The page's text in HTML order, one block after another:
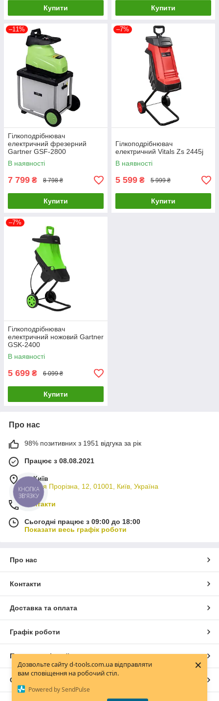
Дозвольте сайту d-tools.com.ua відправляти
вам сповіщення на робочий стіл.
Powered by SendPulse
×
Купити Купити
–11%
Гілкоподрібнювач
електричний фрезерний
Gartner GSF-2800
В наявності
7 799 ₴ 8 798 ₴
Купити
–7%
Гілкоподрібнювач
електричний Vitals Zs 2445j
В наявності
5 599 ₴ 5 999 ₴
Купити
–7%
Гілкоподрібнювач
електричний ножовий Gartner
GSK-2400
В наявності
5 699 ₴ 6 099 ₴
Купити
Про нас
98% позитивних з 1951 відгука за рік
Працює з 08.08.2021
м. Київ
вулиця Прорізна, 12, 01001, Київ, Україна
Контакти
Сьогодні працює з 09:00 до 18:00
Показати весь графік роботи
Про нас
Контакти
Доставка та оплата
Графік роботи
Повна версія сайту
Сайт створено на маркетплейсі
КНОПКА
ЗВ'ЯЗКУ